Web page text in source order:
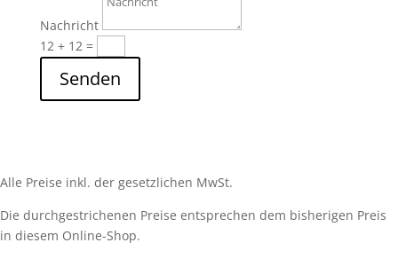
Nachricht
12 + 12=
Senden
Alle Preise inkl. der gesetzlichen MwSt.
Die durchgestrichenen Preise entsprechen dem bisherigen Preis
in diesem Online-Shop.